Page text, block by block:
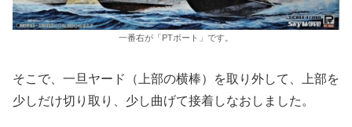
一番右が「PTボート」です。
そこで、一旦ヤード（上部の横棒）を取り外して、上部を
少しだけ切り取り、少し曲げて接着しなおしました。